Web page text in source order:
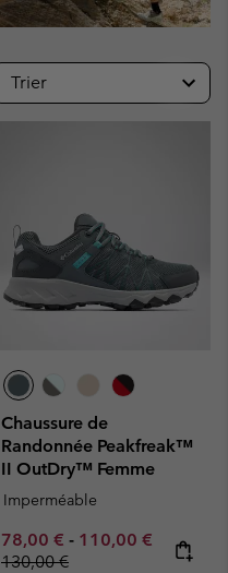
Trier
Chaussure de
Randonnée Peakfreak™
II OutDry™ Femme
Imperméable
Minimum sale price:
78,00 € - Maximum sale
110,00 € Regular
130,00 €